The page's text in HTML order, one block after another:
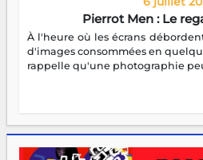
Pierrot Men : Le
À l'heure où les écrans
d'images consommées en
rappelle qu'une photographie